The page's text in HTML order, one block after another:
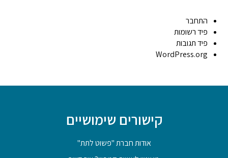
התחבר
פיד רשומות
פיד תגובות
WordPress.org
קישורים שימושיים
אודות חברת "פשוט לתת"